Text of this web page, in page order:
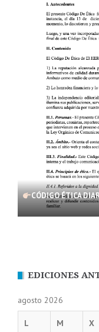
CÓDIGO ÉTICA
EDICIONES
agosto 2026
L M X